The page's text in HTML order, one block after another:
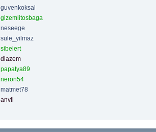
guvenkoksal
gizemlitosbaga
neseege
sule_yilmaz
sibelert
diazem
papatya89
neron54
matmet78
anvil